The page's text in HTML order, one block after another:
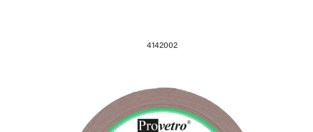
4142002